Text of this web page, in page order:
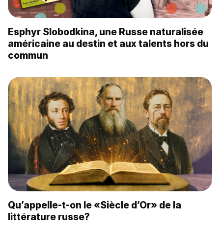
Esphyr Slobodkina, une Russe naturalisée
américaine au destin et aux talents hors du
commun
Qu’appelle-t-on le «Siècle d’Or» de la
littérature russe?